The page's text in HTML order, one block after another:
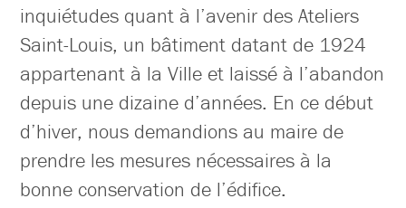
inquiétudes quant à l’avenir des Ateliers
Saint-Louis, un bâtiment datant de 1924
appartenant à la Ville et laissé à l’abandon
depuis une dizaine d’années. En ce début
d’hiver, nous demandions au maire de
prendre les mesures nécessaires à la
bonne conservation de l’édifice.